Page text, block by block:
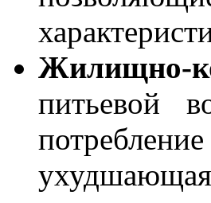
Жилищно-
питьевой